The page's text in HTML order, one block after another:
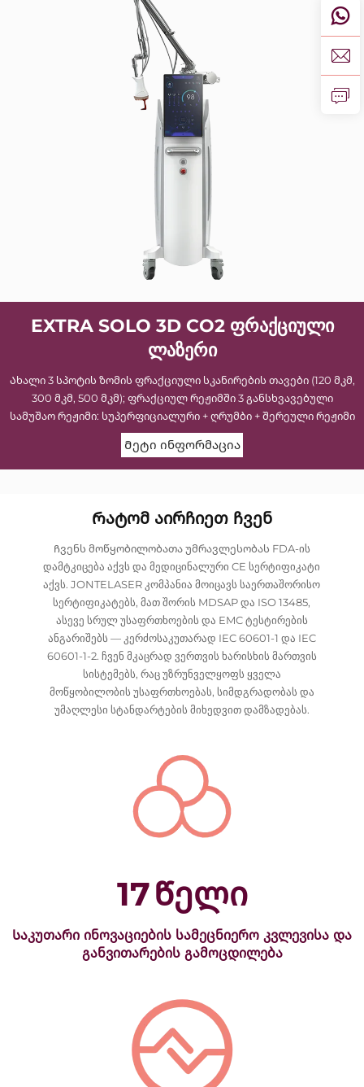
EXTRA SOLO 3D CO2 ფრაქციული
ლაზერი
Ახალი 3 სპოტის ზომის ფრაქციული სკანირების თავები (120 მკმ,
300 მკმ, 500 მკმ); ფრაქციულ რეჟიმში 3 განსხვავებული
სამუშაო რეჟიმი: სუპერფიციალური + ღრუმბი + შერეული რეჟიმი
Მეტი ინფორმაცია
Რატომ Აირჩიეთ Ჩვენ
Ჩვენს მოწყობილობათა უმრავლესობას FDA-ის
დამტკიცება აქვს და მედიცინალური CE სერტიფიკატი
აქვს. JONTELASER კომპანია მოიცავს საერთაშორისო
სერტიფიკატებს, მათ შორის MDSAP და ISO 13485,
ასევე სრულ უსაფრთხოების და EMC ტესტირების
ანგარიშებს — კერძოსაკუთარად IEC 60601-1 და IEC
60601-1-2. ჩვენ მკაცრად ვერთვის ხარისხის მართვის
სისტემებს, რაც უზრუნველყოფს ყველა
მოწყობილობის უსაფრთხოებას, სიმდგრადობას და
უმაღლესი სტანდარტების მიხედვით დამზადებას.
17Წელი
Საკუთარი ინოვაციების სამეცნიერო კვლევისა და
განვითარების გამოცდილება